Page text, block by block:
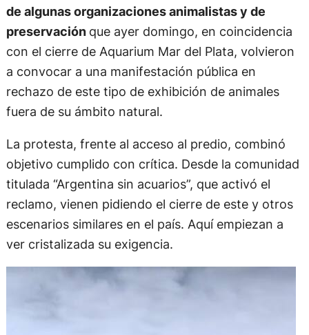
de algunas organizaciones animalistas y de
preservación que ayer domingo, en coincidencia
con el cierre de Aquarium Mar del Plata, volvieron
a convocar a una manifestación pública en
rechazo de este tipo de exhibición de animales
fuera de su ámbito natural.
La protesta, frente al acceso al predio, combinó
objetivo cumplido con crítica. Desde la comunidad
titulada “Argentina sin acuarios”, que activó el
reclamo, vienen pidiendo el cierre de este y otros
escenarios similares en el país. Aquí empiezan a
ver cristalizada su exigencia.